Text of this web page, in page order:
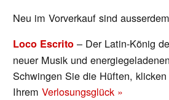
Neu im Vorverkauf sind
Loco Escrito – Der Latin-König
neuer Musik und
Schwingen Sie die Hüften,
IhremVerlosungsglück »